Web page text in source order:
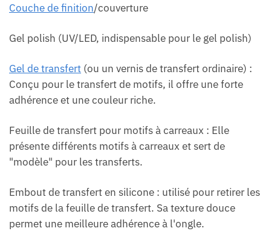
Couche de finition/couverture
Gel polish (UV/LED, indispensable pour le gel polish)
Gel de transfert (ou un vernis de transfert ordinaire) :
Conçu pour le transfert de motifs, il offre une forte
adhérence et une couleur riche.
Feuille de transfert pour motifs à carreaux : Elle
présente différents motifs à carreaux et sert de
"modèle" pour les transferts.
Embout de transfert en silicone : utilisé pour retirer les
motifs de la feuille de transfert. Sa texture douce
permet une meilleure adhérence à l'ongle.